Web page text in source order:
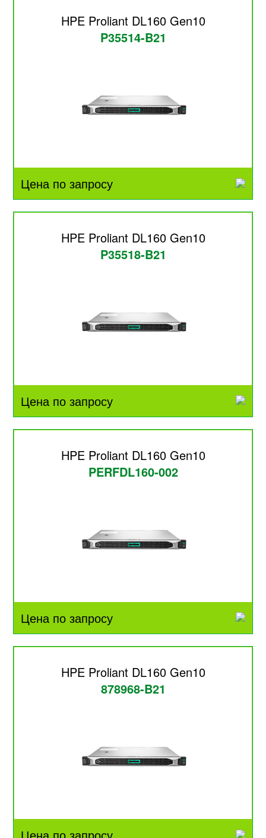
HPE Proliant DL160 Gen10
P35514-B21
Цена по запросу
HPE Proliant DL160 Gen10
P35518-B21
Цена по запросу
HPE Proliant DL160 Gen10
PERFDL160-002
Цена по запросу
HPE Proliant DL160 Gen10
878968-B21